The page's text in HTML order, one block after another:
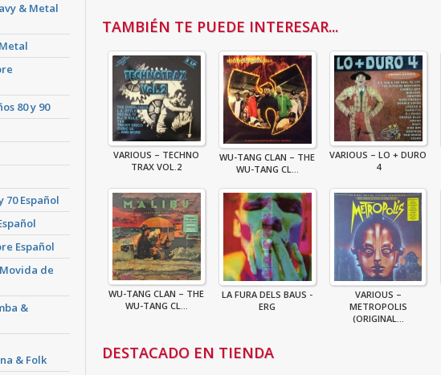
& Metal
80 y 90
70 Español
Español
de
&
& Folk
TAMBIÉN TE PUEDE INTERESAR...
VARIOUS – TECHNO
TRAX VOL.2
WU-TANG CLAN – THE
WU-TANG CL...
VARIOUS – LO + DURO
4
WU-TANG CLAN – THE
WU-TANG CL...
LA FURA DELS BAUS -
ERG
VARIOUS –
METROPOLIS
(ORIGINAL...
DESTACADO EN TIENDA